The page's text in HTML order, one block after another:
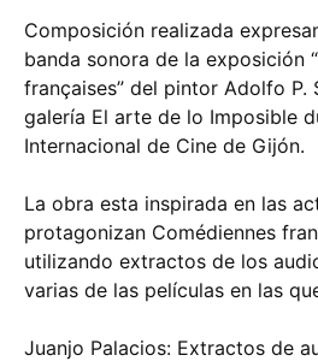
Composición realizada
banda sonora de la exposición
françaises” del pintor Adolfo P.
galería El arte de lo Imposible
Internacional de Cine de Gijón.
La obra esta inspirada en las
protagonizan Comédiennes
utilizando extractos de los
varias de las películas en las
Juanjo Palacios: Extractos de